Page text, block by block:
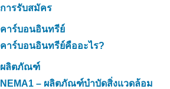
การรับสมัคร
คาร์บอนอินทรีย์
คาร์บอนอินทรีย์คืออะไร?
ผลิตภัณฑ์
NEMA1 – ผลิตภัณฑ์บำบัดสิ่งแวดล้อม